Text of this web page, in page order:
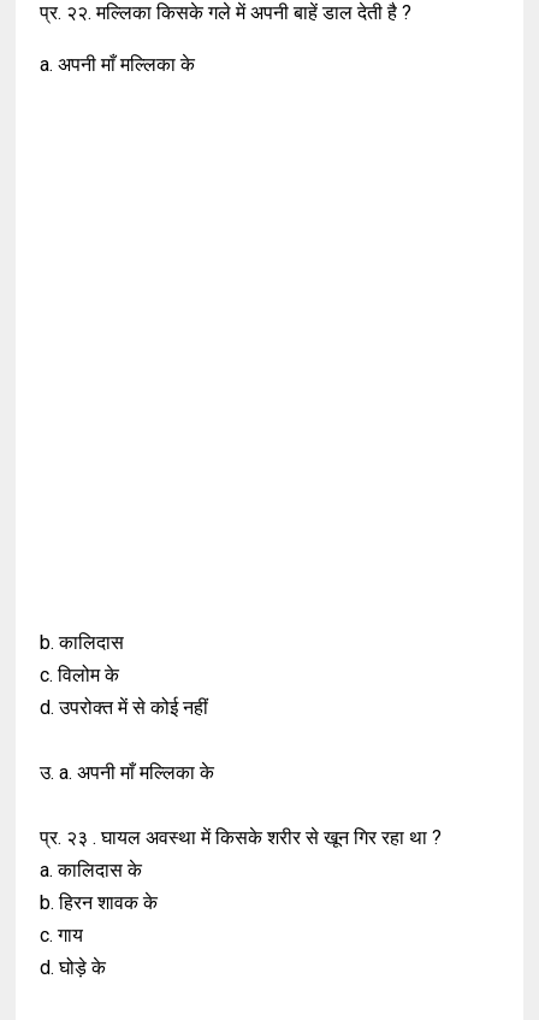
प्र. २२. मल्लिका किसके गले में अपनी बाहें डाल देती है ?
a. अपनी माँ मल्लिका के
b. कालिदास
c. विलोम के
d. उपरोक्त में से कोई नहीं
उ. a. अपनी माँ मल्लिका के
प्र. २३ . घायल अवस्था में किसके शरीर से खून गिर रहा था ?
a. कालिदास के
b. हिरन शावक के
c. गाय
d. घोड़े के